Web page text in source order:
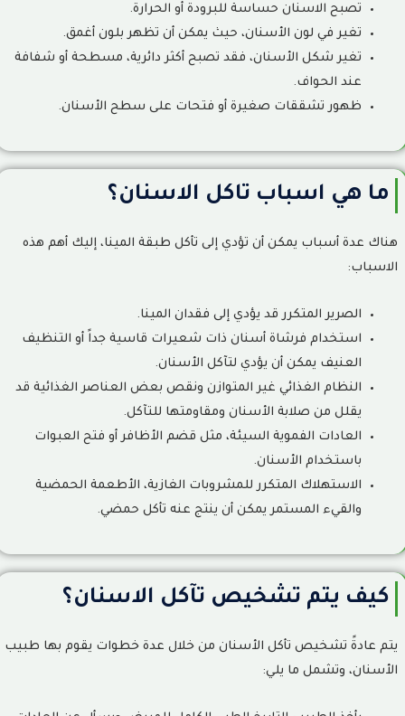
تصبح الاسنان حساسة للبرودة أو الحرارة.
تغير في لون الأسنان، حيث يمكن أن تظهر بلون أغمق.
تغير شكل الأسنان، فقد تصبح أكثر دائرية، مسطحة أو شفافة
عند الحواف.
ظهور تشققات صغيرة أو فتحات على سطح الأسنان.
ما هي اسباب تاكل الاسنان؟
هناك عدة أسباب يمكن أن تؤدي إلى تأكل طبقة المينا، إليك أهم هذه
الاسباب:
الصرير المتكرر قد يؤدي إلى فقدان المينا.
استخدام فرشاة أسنان ذات شعيرات قاسية جداً أو التنظيف
العنيف يمكن أن يؤدي لتآكل الأسنان.
النظام الغذائي غير المتوازن ونقص بعض العناصر الغذائية قد
يقلل من صلابة الأسنان ومقاومتها للتآكل.
العادات الفموية السيئة، مثل قضم الأظافر أو فتح العبوات
باستخدام الأسنان.
الاستهلاك المتكرر للمشروبات الغازية، الأطعمة الحمضية
والقيء المستمر يمكن أن ينتج عنه تأكل حمضي.
كيف يتم تشخيص تآكل الاسنان؟
يتم عادةً تشخيص تأكل الأسنان من خلال عدة خطوات يقوم بها طبيب
الأسنان، وتشمل ما يلي: